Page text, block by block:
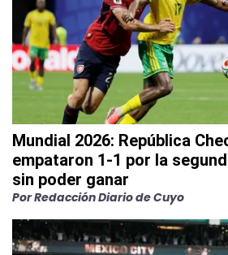
Mundial 2026: República
empataron 1-1 por la
sin poder ganar
Por Redacción Diario de Cuyo